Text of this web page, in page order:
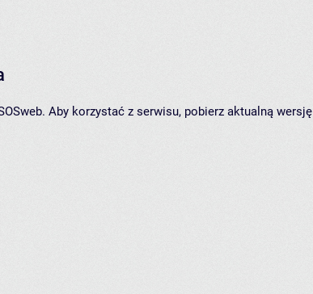
Aby korzystać z serwisu, pobierz aktualną wersję